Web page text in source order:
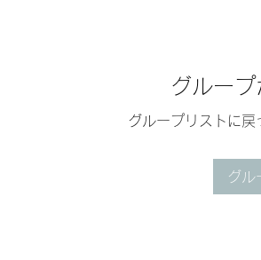
グルー
グループリストに
グル